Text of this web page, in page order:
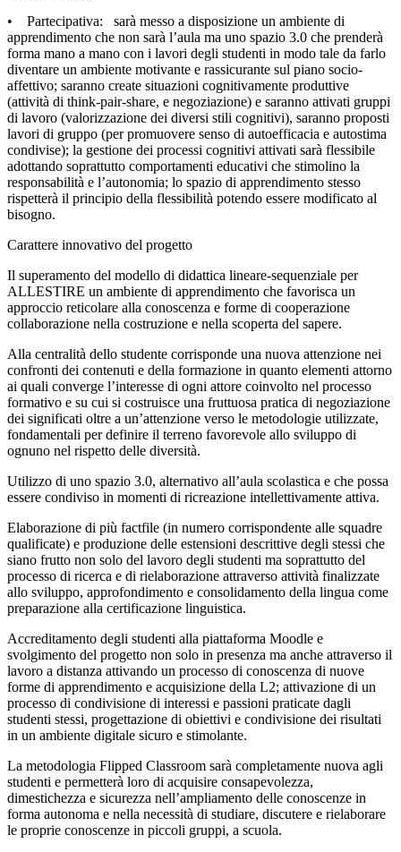
• Partecipativa: sarà messo a disposizione un ambiente di
apprendimento che non sarà l’aula ma uno spazio 3.0 che prenderà
forma mano a mano con i lavori degli studenti in modo tale da farlo
diventare un ambiente motivante e rassicurante sul piano socio-
affettivo; saranno create situazioni cognitivamente produttive
(attività di think-pair-share, e negoziazione) e saranno attivati gruppi
di lavoro (valorizzazione dei diversi stili cognitivi), saranno proposti
lavori di gruppo (per promuovere senso di autoefficacia e autostima
condivise); la gestione dei processi cognitivi attivati sarà flessibile
adottando soprattutto comportamenti educativi che stimolino la
responsabilità e l’autonomia; lo spazio di apprendimento stesso
rispetterà il principio della flessibilità potendo essere modificato al
bisogno.
Carattere innovativo del progetto
Il superamento del modello di didattica lineare-sequenziale per
ALLESTIRE un ambiente di apprendimento che favorisca un
approccio reticolare alla conoscenza e forme di cooperazione
collaborazione nella costruzione e nella scoperta del sapere.
Alla centralità dello studente corrisponde una nuova attenzione nei
confronti dei contenuti e della formazione in quanto elementi attorno
ai quali converge l’interesse di ogni attore coinvolto nel processo
formativo e su cui si costruisce una fruttuosa pratica di negoziazione
dei significati oltre a un’attenzione verso le metodologie utilizzate,
fondamentali per definire il terreno favorevole allo sviluppo di
ognuno nel rispetto delle diversità.
Utilizzo di uno spazio 3.0, alternativo all’aula scolastica e che possa
essere condiviso in momenti di ricreazione intellettivamente attiva.
Elaborazione di più factfile (in numero corrispondente alle squadre
qualificate) e produzione delle estensioni descrittive degli stessi che
siano frutto non solo del lavoro degli studenti ma soprattutto del
processo di ricerca e di rielaborazione attraverso attività finalizzate
allo sviluppo, approfondimento e consolidamento della lingua come
preparazione alla certificazione linguistica.
Accreditamento degli studenti alla piattaforma Moodle e
svolgimento del progetto non solo in presenza ma anche attraverso il
lavoro a distanza attivando un processo di conoscenza di nuove
forme di apprendimento e acquisizione della L2; attivazione di un
processo di condivisione di interessi e passioni praticate dagli
studenti stessi, progettazione di obiettivi e condivisione dei risultati
in un ambiente digitale sicuro e stimolante.
La metodologia Flipped Classroom sarà completamente nuova agli
studenti e permetterà loro di acquisire consapevolezza,
dimestichezza e sicurezza nell’ampliamento delle conoscenze in
forma autonoma e nella necessità di studiare, discutere e rielaborare
le proprie conoscenze in piccoli gruppi, a scuola.